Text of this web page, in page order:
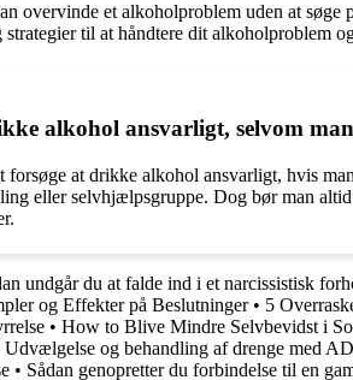
overvinde et alkoholproblem uden at
strategier til at håndtere dit alkoholproblem
alkohol ansvarligt, selvom
at drikke alkohol ansvarligt, hvis
eller selvhjælpsgruppe. Dog bør man
undgår du at falde ind i et narcissistisk
og Effekter på Beslutninger• 5
• How to Blive Mindre Selvbevidst i
Udvælgelse og behandling af drenge med
• Sådan genopretter du forbindelse til en